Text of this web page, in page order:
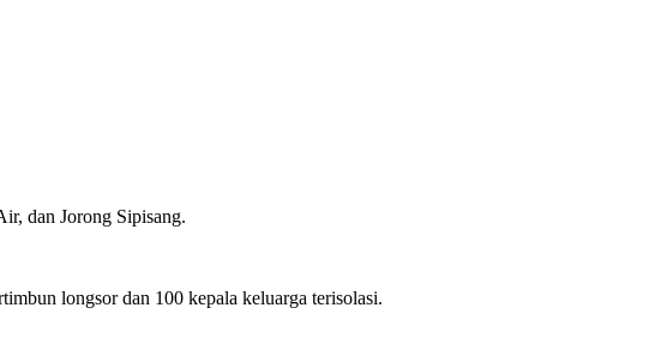
dan Jorong Sipisang.
longsor dan 100 kepala keluarga terisolasi.